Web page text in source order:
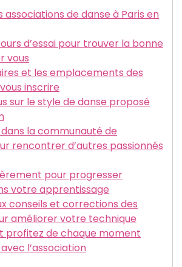
associations de danse à Paris en
d’essai pour trouver la bonne
vous
et les emplacements des
inscrire
sur le style de danse proposé
la communauté de
rencontrer d’autres passionnés
pour progresser
votre apprentissage
conseils et corrections des
améliorer votre technique
profitez de chaque moment
l’association